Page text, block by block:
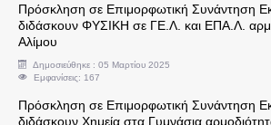
Πρόσκληση σε Επιμορφωτική Συνάντηση
διδάσκουν ΦΥΣΙΚΗ σε ΓΕ.Λ. και ΕΠΑ.Λ.
Αλίμου
Δημοσιεύθηκε : 05 Μαρτίου 2025
Εμφανίσεις: 167
Πρόσκληση σε Επιμορφωτική Συνάντηση
διδάσκουν Χημεία στα Γυμνάσια